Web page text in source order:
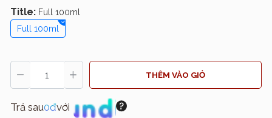
Title: Full 100ml
Full 100ml
THÊM VÀO GIỎ
Trả sau0đvới